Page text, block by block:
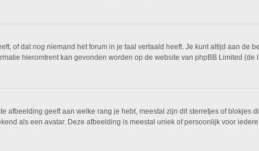
of dat nog niemand het forum in je taal vertaald heeft. Je kunt altijd aan de
hieromtrent kan gevonden worden op de website van phpBB Limited
afbeelding geeft aan welke rang je hebt, meestal zijn dit sterretjes of blokjes
als een avatar. Deze afbeelding is meestal uniek of persoonlijk voor